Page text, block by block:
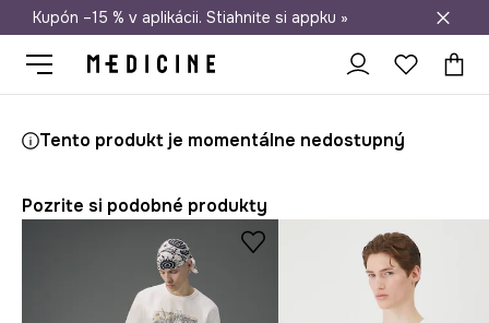
Doprava zadarmo od 50 €
Kupón –15 % v aplikácii. Stiahnite si appku »
Tento produkt je momentálne nedostupný
Pozrite si podobné produkty